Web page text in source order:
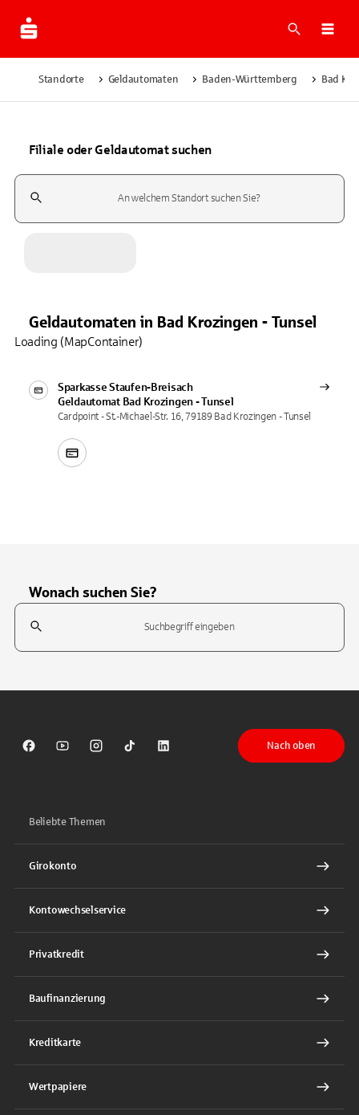
Suche
Standorte Geldautomaten Baden-Württemberg Bad
Filiale oder Geldautomat suchen
Suchfeld
Geldautomaten in Bad Krozingen - Tunsel
Sparkasse Staufen-Breisach
Geldautomat Bad Krozingen - Tunsel
Cardpoint - St.-Michael-Str. 16, 79189 Bad Krozingen - Tunsel
Loading (MapContainer)
Wonach suchen Sie?
Suchfeld
Sparkasse auf Facebook
Sparkasse auf Youtube
Sparkasse auf Instagram
Sparkasse auf TikTok
Sparkasse auf LinkedIn
Nach oben
Beliebte Themen
Girokonto
Kontowechselservice
Privatkredit
Baufinanzierung
Kreditkarte
Wertpapiere